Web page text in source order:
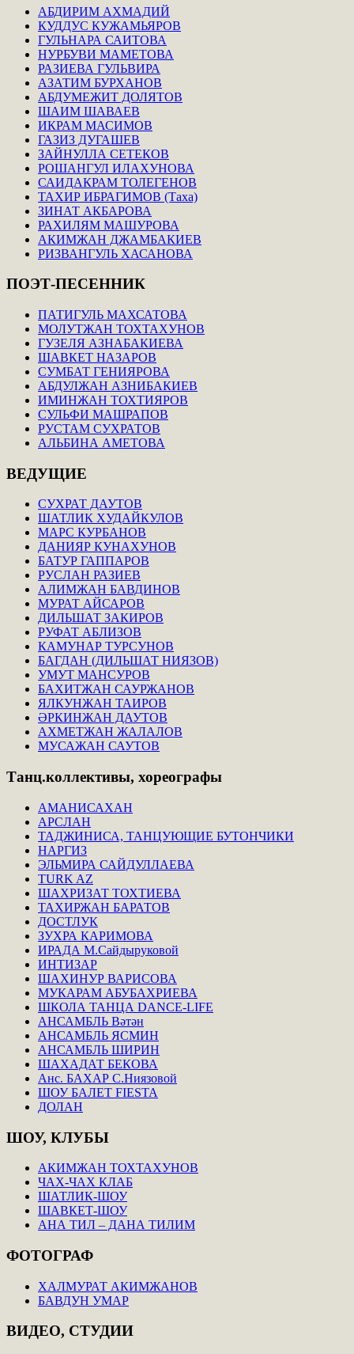
АБДИРИМ АХМАДИЙ
КУДДУС КУЖАМЬЯРОВ
ГУЛЬНАРА САИТОВА
НУРБУВИ МАМЕТОВА
РАЗИЕВА ГУЛЬВИРА
АЗАТИМ БУРХАНОВ
АБДУМЕЖИТ ДОЛЯТОВ
ШАИМ ШАВАЕВ
ИКРАМ МАСИМОВ
ГАЗИЗ ДУГАШЕВ
ЗАЙНУЛЛА СЕТЕКОВ
РОШАНГУЛ ИЛАХУНОВА
САИДАКРАМ ТОЛЕГЕНОВ
ТАХИР ИБРАГИМОВ (Таха)
ЗИНАТ АКБАРОВА
РАХИЛЯМ МАШУРОВА
АКИМЖАН ДЖАМБАКИЕВ
РИЗВАНГУЛЬ ХАСАНОВА
ПОЭТ-ПЕСЕННИК
ПАТИГУЛЬ МАХСАТОВА
МОЛУТЖАН ТОХТАХУНОВ
ГУЗЕЛЯ АЗНАБАКИЕВА
ШАВКЕТ НАЗАРОВ
СУМБАТ ГЕНИЯРОВА
АБДУЛЖАН АЗНИБАКИЕВ
ИМИНЖАН ТОХТИЯРОВ
СУЛЬФИ МАШРАПОВ
РУСТАМ СУХРАТОВ
АЛЬБИНА АМЕТОВА
ВЕДУЩИЕ
СУХРАТ ДАУТОВ
ШАТЛИК ХУДАЙКУЛОВ
МАРС КУРБАНОВ
ДАНИЯР КУНАХУНОВ
БАТУР ГАППАРОВ
РУСЛАН РАЗИЕВ
АЛИМЖАН БАВДИНОВ
МУРАТ АЙСАРОВ
ДИЛЬШАТ ЗАКИРОВ
РУФАТ АБЛИЗОВ
КАМУНАР ТУРСУНОВ
БАГДАН (ДИЛЬШАТ НИЯЗОВ)
УМУТ МАНСУРОВ
БАХИТЖАН САУРЖАНОВ
ЯЛКУНЖАН ТАИРОВ
ӘРКИНЖАН ДАУТОВ
АХМЕТЖАН ЖАЛАЛОВ
МУСАЖАН САУТОВ
Танц.коллективы, хореографы
АМАНИСАХАН
АРСЛАН
ТАДЖИНИСА, ТАНЦУЮЩИЕ БУТОНЧИКИ
НАРГИЗ
ЭЛЬМИРА САЙДУЛЛАЕВА
TURK AZ
ШАХРИЗАТ ТОХТИЕВА
ТАХИРЖАН БАРАТОВ
ДОСТЛУК
ЗУХРА КАРИМОВА
ИРАДА М.Сайдыруковой
ИНТИЗАР
ШАХИНУР ВАРИСОВА
МУКАРАМ АБУБАХРИЕВА
ШКОЛА ТАНЦА DANCE-LIFE
АНСАМБЛЬ Вәтән
АНСАМБЛЬ ЯСМИН
АНСАМБЛЬ ШИРИН
ШАХАДАТ БЕКОВА
Анс. БАХАР С.Ниязовой
ШОУ БАЛЕТ FIESTA
ДОЛАН
ШОУ, КЛУБЫ
АКИМЖАН ТОХТАХУНОВ
ЧАХ-ЧАХ КЛАБ
ШАТЛИК-ШОУ
ШАВКЕТ-ШОУ
АНА ТИЛ – ДАНА ТИЛИМ
ФОТОГРАФ
ХАЛМУРАТ АКИМЖАНОВ
БАВДУН УМАР
ВИДЕО, СТУДИИ